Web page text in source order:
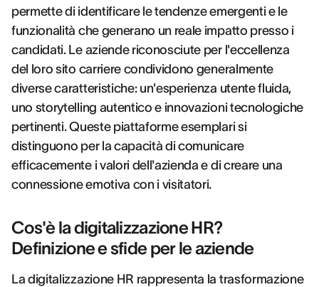
permette di identificare le tendenze emergenti e le
funzionalità che generano un reale impatto presso i
candidati. Le aziende riconosciute per l'eccellenza
del loro sito carriere condividono generalmente
diverse caratteristiche: un'esperienza utente fluida,
uno storytelling autentico e innovazioni tecnologiche
pertinenti. Queste piattaforme esemplari si
distinguono per la capacità di comunicare
efficacemente i valori dell'azienda e di creare una
connessione emotiva con i visitatori.
Cos'è la digitalizzazione HR?
Definizione e sfide per le aziende
La digitalizzazione HR rappresenta la trasformazione